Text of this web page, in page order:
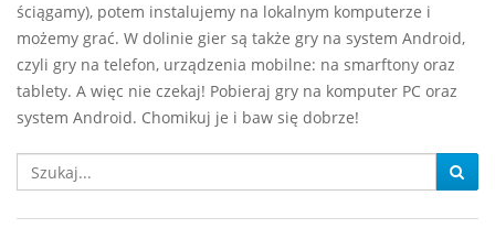
ściągamy), potem instalujemy na lokalnym komputerze i
możemy grać. W dolinie gier są także gry na system Android,
czyli gry na telefon, urządzenia mobilne: na smarftony oraz
tablety. A więc nie czekaj! Pobieraj gry na komputer PC oraz
system Android. Chomikuj je i baw się dobrze!